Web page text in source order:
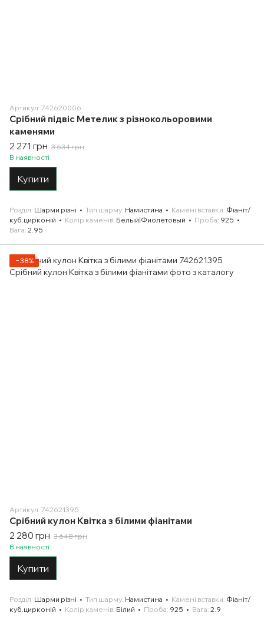
Артикул: 742620006
Срібний підвіс Метелик з різнокольоровими
каменями
2 271 грн 3 634 грн
В наявності
Купити
Розділ Шарми різні Тип шарму Намистина Камені вставки Фіаніт/
куб.цирконій
Колір каменів Белый|Фиолетовый Проба 925
Вага 2.95
−38%
Артикул: 742621395
Срібний кулон Квітка з білими фіанітами
2 280 грн 3 648 грн
В наявності
Купити
Розділ Шарми різні Тип шарму Намистина Камені вставки Фіаніт/
куб.цирконій
Колір каменів Білий Проба 925 Вага 2.9